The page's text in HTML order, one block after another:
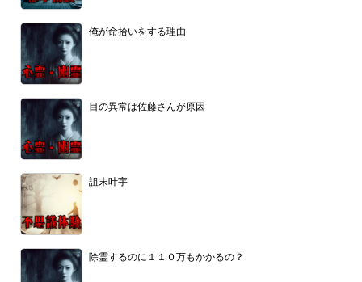
俺が命拾いをする理由
目の異常は佐藤さんが原因
詛末叶宇
除霊するのに１１０万もかかるの？